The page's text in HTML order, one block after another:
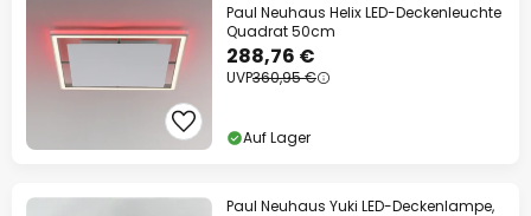
Paul Neuhaus Helix LED-Deckenleuchte
Quadrat 50cm
288,76 €
UVP360,95 €
Auf Lager
Paul Neuhaus Yuki LED-Deckenlampe,